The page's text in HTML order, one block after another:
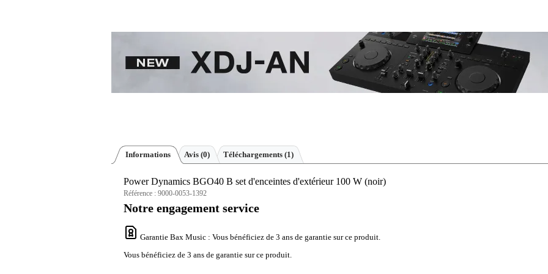
Informations Avis (0) Téléchargements (1)
Power Dynamics BGO40 B set d'enceintes d'extérieur 100 W (noir)
Référence : 9000-0053-1392
Notre engagement service
Garantie Bax Music : Vous bénéficiez de 3 ans de garantie sur ce produit.
Vous bénéficiez de 3 ans de garantie sur ce produit.